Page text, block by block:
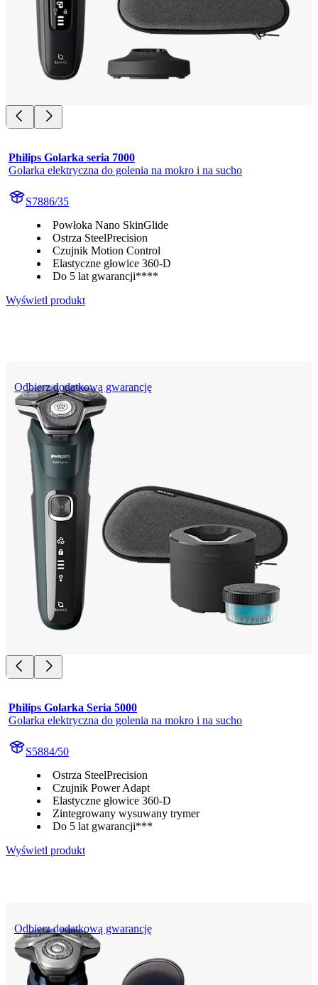
Philips Golarka seria 7000
Golarka elektryczna do golenia na mokro i na sucho
S7886/35
Powłoka Nano SkinGlide
Ostrza SteelPrecision
Czujnik Motion Control
Elastyczne głowice 360-D
Do 5 lat gwarancji****
Wyświetl produkt
Odbierz dodatkową gwarancję
Philips Golarka Seria 5000
Golarka elektryczna do golenia na mokro i na sucho
S5884/50
Ostrza SteelPrecision
Czujnik Power Adapt
Elastyczne głowice 360-D
Zintegrowany wysuwany trymer
Do 5 lat gwarancji***
Wyświetl produkt
Odbierz dodatkową gwarancję